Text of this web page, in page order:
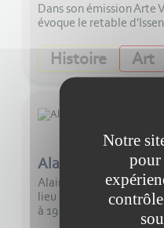
Dans son émission Arte
évoque le retable
Histoire Art
Alain Leclerc - La
Alain Leclerc nous parle
lieu à la plaine d’Eysses
à 19 heures.
Notre
pour